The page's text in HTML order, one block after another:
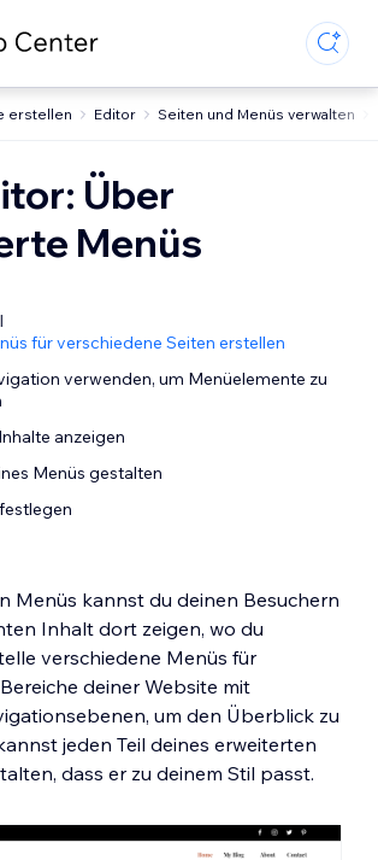
erstellen Editor Seiten und Menüs verwalten
Über
Menüs
für verschiedene Seiten erstellen
verwenden, um Menüelemente zu
anzeigen
Menüs gestalten
Menüs kannst du deinen Besuchern
Inhalt dort zeigen, wo du
verschiedene Menüs für
deiner Website mit
um den Überblick zu
jeden Teil deines erweiterten
dass er zu deinem Stil passt.